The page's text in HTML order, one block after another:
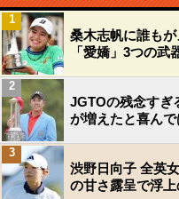
桑木志帆に誰もが
「愛嬌」3つの武
1
JGTOの残念すぎ
が増えたと喜ん
2
渋野日向子 全英
の甘さ露呈で浮
3